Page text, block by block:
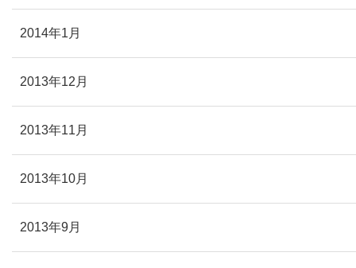
2014年1月
2013年12月
2013年11月
2013年10月
2013年9月